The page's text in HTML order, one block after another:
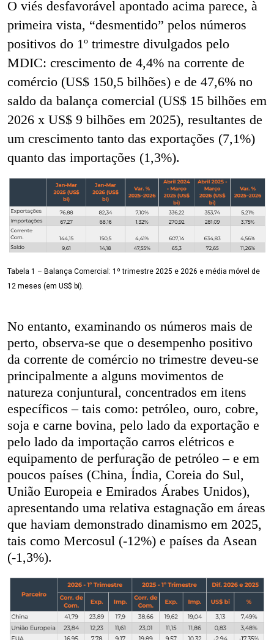
O viés desfavorável apontado acima parece, à
primeira vista, “desmentido” pelos números
positivos do 1º trimestre divulgados pelo
MDIC: crescimento de 4,4% na corrente de
comércio (US$ 150,5 bilhões) e de 47,6% no
saldo da balança comercial (US$ 15 bilhões em
2026 x US$ 9 bilhões em 2025), resultantes de
um crescimento tanto das exportações (7,1%)
quanto das importações (1,3%).
Tabela 1 – Balança Comercial: 1º trimestre 2025 e 2026 e média móvel de
12 meses (em US$ bi).
No entanto, examinando os números mais de
perto, observa-se que o desempenho positivo
da corrente de comércio no trimestre deveu-se
principalmente a alguns movimentos de
natureza conjuntural, concentrados em itens
específicos – tais como: petróleo, ouro, cobre,
soja e carne bovina, pelo lado da exportação e
pelo lado da importação carros elétricos e
equipamento de perfuração de petróleo – e em
poucos países (China, Índia, Coreia do Sul,
União Europeia e Emirados Árabes Unidos),
apresentando uma relativa estagnação em áreas
que haviam demonstrado dinamismo em 2025,
tais como Mercosul (-12%) e países da Asean
(-1,3%).